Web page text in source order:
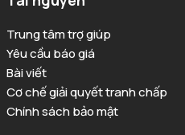
Trung tâm trợ giúp
Yêu cầu báo giá
Bài viết
Cơ chế giải quyết tranh chấp
Chính sách bảo mật